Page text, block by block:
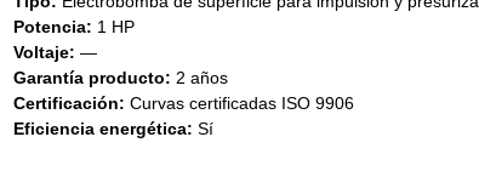
Potencia: 1 HP
Voltaje: —
Garantía producto: 2 años
Certificación: Curvas certificadas ISO 9906
Eficiencia energética: Sí